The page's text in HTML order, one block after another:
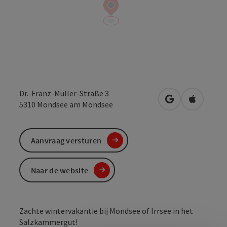
Dr.-Franz-Müller-Straße 3
5310 Mondsee am Mondsee Openen inOpenen
Zachte wintervakantie bij Mondsee of Irrsee in het
Salzkammergut!
Aanvraag versturen
Naar de website